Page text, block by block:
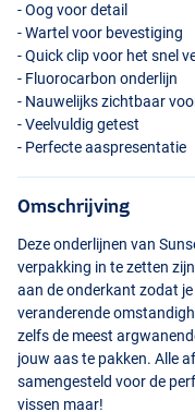
- Oog voor detail
- Wartel voor bevestiging
- Quick clip voor het snel
- Fluorocarbon onderlijn
- Nauwelijks zichtbaar
- Veelvuldig getest
- Perfecte aaspresentatie
Omschrijving
Deze onderlijnen van
verpakking in te zetten
aan de onderkant zodat
veranderende
zelfs de meest
jouw aas te pakken. Alle
samengesteld voor de
vissen maar!